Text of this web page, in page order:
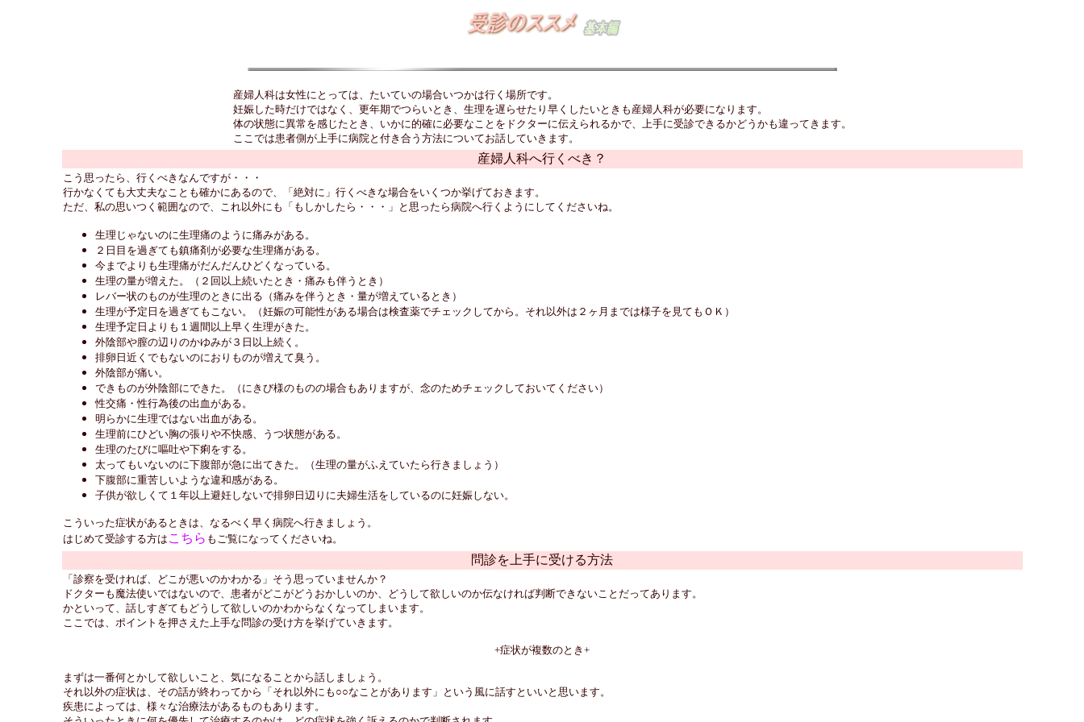
産婦人科は女性にとっては、たいていの場合いつかは行く場所です。
妊娠した時だけではなく、更年期でつらいとき、生理を遅らせたり早くしたいときも産婦人科が必要になります。
体の状態に異常を感じたとき、いかに的確に必要なことをドクターに伝えられるかで、上手に受診できるかどうかも違ってきます。
ここでは患者側が上手に病院と付き合う方法についてお話していきます。
産婦人科へ行くべき？
こう思ったら、行くべきなんですが・・・
行かなくても大丈夫なことも確かにあるので、「絶対に」行くべきな場合をいくつか挙げておきます。
ただ、私の思いつく範囲なので、これ以外にも「もしかしたら・・・」と思ったら病院へ行くようにしてくださいね。
生理じゃないのに生理痛のように痛みがある。
２日目を過ぎても鎮痛剤が必要な生理痛がある。
今までよりも生理痛がだんだんひどくなっている。
生理の量が増えた。（２回以上続いたとき・痛みも伴うとき）
レバー状のものが生理のときに出る（痛みを伴うとき・量が増えているとき）
生理が予定日を過ぎてもこない。（妊娠の可能性がある場合は検査薬でチェックしてから。それ以外は２ヶ月までは様子を見てもＯＫ）
生理予定日よりも１週間以上早く生理がきた。
外陰部や膣の辺りのかゆみが３日以上続く。
排卵日近くでもないのにおりものが増えて臭う。
外陰部が痛い。
できものが外陰部にできた。（にきび様のものの場合もありますが、念のためチェックしておいてください）
性交痛・性行為後の出血がある。
明らかに生理ではない出血がある。
生理前にひどい胸の張りや不快感、うつ状態がある。
生理のたびに嘔吐や下痢をする。
太ってもいないのに下腹部が急に出てきた。（生理の量がふえていたら行きましょう）
下腹部に重苦しいような違和感がある。
子供が欲しくて１年以上避妊しないで排卵日辺りに夫婦生活をしているのに妊娠しない。
こういった症状があるときは、なるべく早く病院へ行きましょう。
はじめて受診する方は こちら もご覧になってくださいね。
問診を上手に受ける方法
「診察を受ければ、どこが悪いのかわかる」そう思っていませんか？
ドクターも魔法使いではないので、患者がどこがどうおかしいのか、どうして欲しいのか伝なければ判断できないことだってあります。
かといって、話しすぎてもどうして欲しいのかわからなくなってしまいます。
ここでは、ポイントを押さえた上手な問診の受け方を挙げていきます。
+症状が複数のとき+
まずは一番何とかして欲しいこと、気になることから話しましょう。
それ以外の症状は、その話が終わってから「それ以外にも○○なことがあります」という風に話すといいと思います。
疾患によっては、様々な治療法があるものもあります。